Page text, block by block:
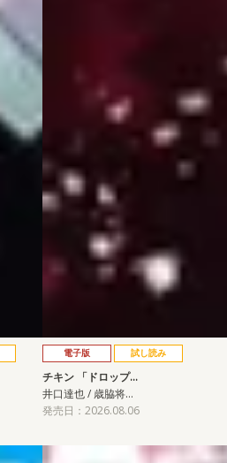
電子版 試し読み
チキン 「ドロップ…
井口達也 / 歳脇将…
発売日：2026.08.06